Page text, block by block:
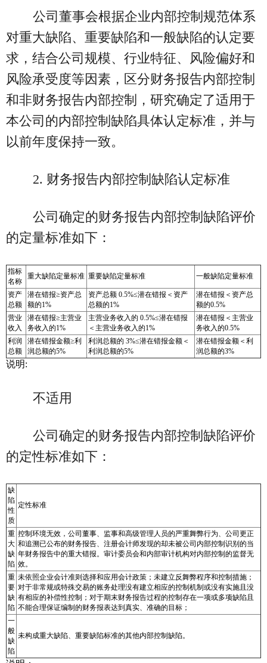
公司董事会根据企业内部控制规范体系
对重大缺陷、重要缺陷和一般缺陷的认定要
求，结合公司规模、行业特征、风险偏好和
风险承受度等因素，区分财务报告内部控制
和非财务报告内部控制，研究确定了适用于
本公司的内部控制缺陷具体认定标准，并与
以前年度保持一致。
2. 财务报告内部控制缺陷认定标准
公司确定的财务报告内部控制缺陷评价
的定量标准如下：
指标
名称
重大缺陷定量标准 重要缺陷定量标准 一般缺陷定量标准
资产
总额
潜在错报≥资产总
额的1%
资产总额 0.5%≤潜在错报＜资产
总额的1%
潜在错报＜资产总
额的0.5%
营业
收入
潜在错报≥主营业
务收入的1%
主营业务收入的 0.5%≤潜在错报
＜主营业务收入的1%
潜在错报＜主营业
务收入的0.5%
利润
总额
潜在错报金额≥利
润总额的5%
利润总额的 3%≤潜在错报金额＜
利润总额的5%
潜在错报金额＜利
润总额的3%
说明:
不适用
公司确定的财务报告内部控制缺陷评价
的定性标准如下：
缺
陷
性
质
定性标准
重
大
缺
陷
控制环境无效，公司董事、监事和高级管理人员的严重舞弊行为、公司更正
和追溯已公布的财务报告、注册会计师发现的却未被公司内部控制识别的当
年财务报告中的重大错报。审计委员会和内部审计机构对内部控制的监督无
效。
重
要
缺
陷
未依照企业会计准则选择和应用会计政策；未建立反舞弊程序和控制措施；
对于非常规或特殊交易的账务处理没有建立相应的控制机制或没有实施且没
有相应的补偿性控制；对于期末财务报告过程的控制存在一项或多项缺陷且
不能合理保证编制的财务报表达到真实、准确的目标；
一
般
缺
陷
未构成重大缺陷、重要缺陷标准的其他内部控制缺陷。